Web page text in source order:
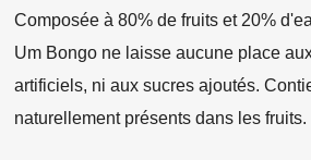
Composée à 80% de fruits et 20%
Um Bongo ne laisse aucune place
artificiels, ni aux sucres ajoutés.
naturellement présents dans les fruits.